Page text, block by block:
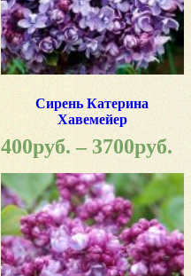
Сирень Катерина
Хавемейер
400руб. –3700руб.